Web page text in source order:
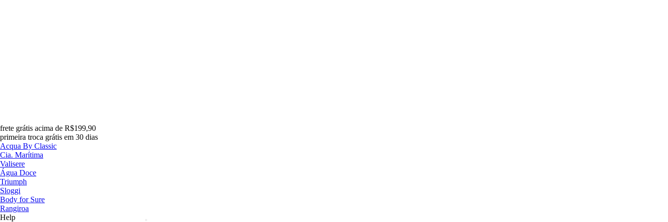
frete grátis acima de R$199,90
primeira troca grátis em 30 dias
Acqua By Classic
Cia. Marítima
Valisere
Água Doce
Triumph
Sloggi
Body for Sure
Rangiroa
Help